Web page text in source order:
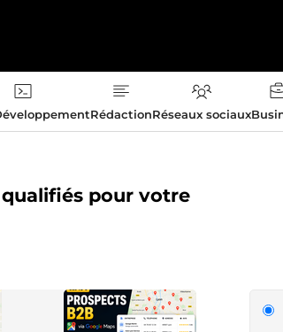
RédactionRéseaux sociaux
qualifiés pour votre